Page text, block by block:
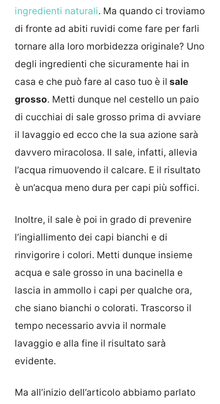
ingredienti naturali. Ma quando ci troviamo
di fronte ad abiti ruvidi come fare per farli
tornare alla loro morbidezza originale? Uno
degli ingredienti che sicuramente hai in
casa e che può fare al caso tuo è il sale
grosso. Metti dunque nel cestello un paio
di cucchiai di sale grosso prima di avviare
il lavaggio ed ecco che la sua azione sarà
davvero miracolosa. Il sale, infatti, allevia
l’acqua rimuovendo il calcare. E il risultato
è un’acqua meno dura per capi più soffici.
Inoltre, il sale è poi in grado di prevenire
l’ingiallimento dei capi bianchi e di
rinvigorire i colori. Metti dunque insieme
acqua e sale grosso in una bacinella e
lascia in ammollo i capi per qualche ora,
che siano bianchi o colorati. Trascorso il
tempo necessario avvia il normale
lavaggio e alla fine il risultato sarà
evidente.
Ma all’inizio dell’articolo abbiamo parlato